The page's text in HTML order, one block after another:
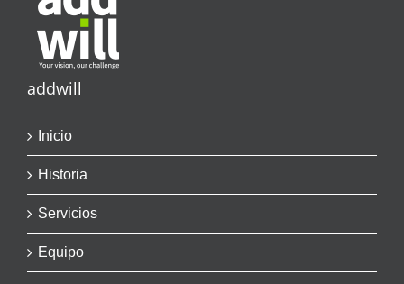
addwill
Inicio
Historia
Servicios
Equipo